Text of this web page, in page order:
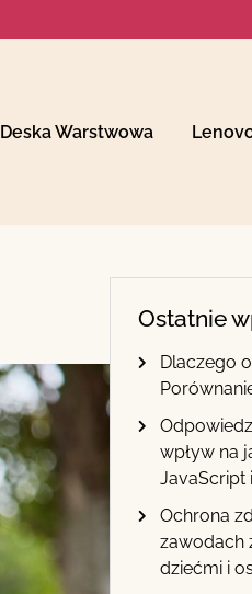
Deska Warstwowa
Ostatnie
Dlaczego
wpływ na
JavaScript
Ochrona
zawodach
dziećmi i